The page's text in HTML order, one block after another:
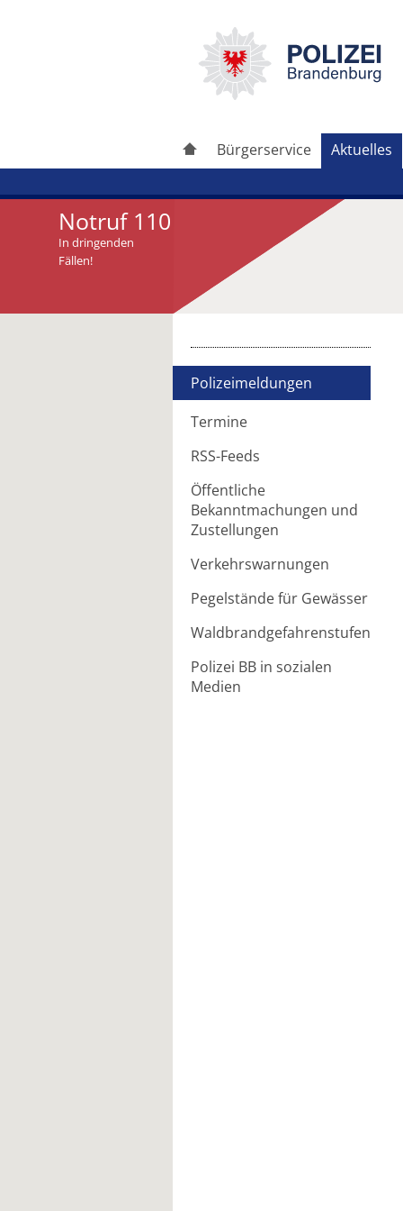
Bürgerservice Aktuelles
Notruf 110
In dringenden
Fällen!
Polizeimeldungen
Termine
RSS-Feeds
Öffentliche
Bekanntmachungen und
Zustellungen
Verkehrswarnungen
Pegelstände für Gewässer
Waldbrandgefahrenstufen
Polizei BB in sozialen
Medien
Artikel weiterleiten